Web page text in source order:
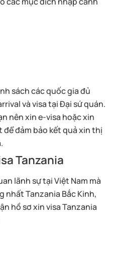
sách các quốc gia đủ
và visa tại Đại sứ quán.
nên xin e-visa hoặc xin
đảm bảo kết quả xin thị
Tanzania
lãnh sự tại Việt Nam mà
nhất Tanzania Bắc Kinh,
hồ sơ xin visa Tanzania